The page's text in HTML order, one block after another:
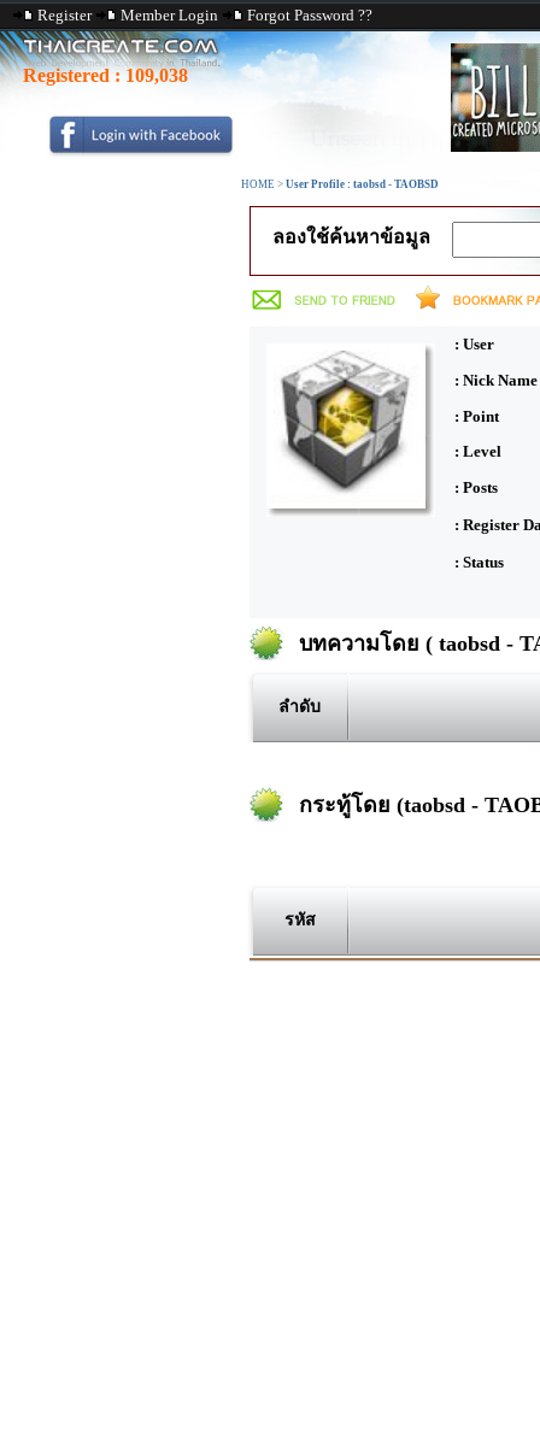
Register Member Login Forgot Password ??
Registered : 109,038
HOME > User Profile : taobsd - TAOBSD
ลองใช้ค้นหาข้อมูล
: User
: Nick Name
: Point
: Level
: Posts
: Register
: Status
บทความโดย ( taobsd -
ลำดับ
กระทู้โดย (taobsd -
รหัส